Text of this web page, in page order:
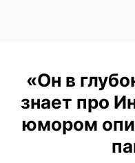
«Он в
знает про
юмором